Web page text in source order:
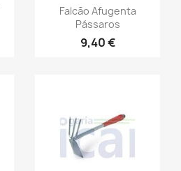
Falcão Afugenta
Pássaros
9,40 €